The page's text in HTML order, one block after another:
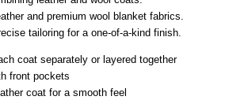
and premium wool blanket fabrics.
tailoring for a one-of-a-kind finish.
coat separately or layered together
front pockets
coat for a smooth feel